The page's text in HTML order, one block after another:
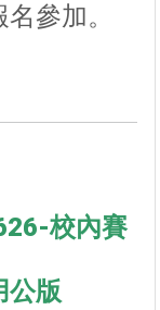
參加。
校內賽
版